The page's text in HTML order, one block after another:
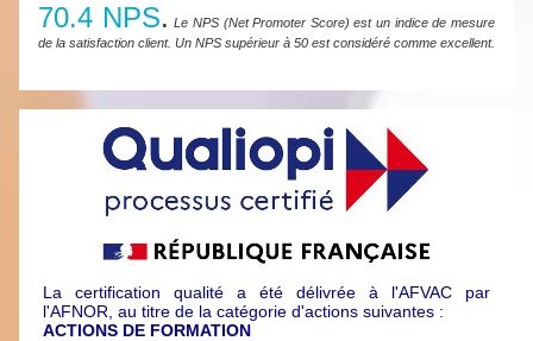
70.4 NPS. Le NPS (Net Promoter Score) est un indice de mesure
de la satisfaction client. Un NPS supérieur à 50 est considéré comme excellent.
La certification qualité a été délivrée à l'AFVAC par
l'AFNOR, au titre de la catégorie d'actions suivantes :
ACTIONS DE FORMATION